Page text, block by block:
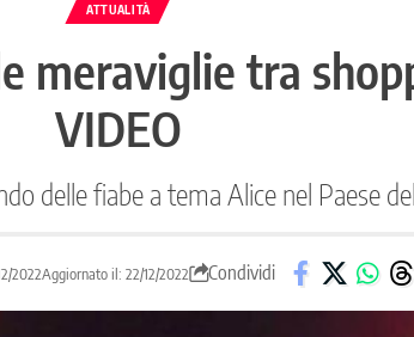
ATTUALITÀ
meraviglie tra
VIDEO
delle fiabe a tema Alice nel Paese
2022Aggiornato il: 22/12/2022 Condividi